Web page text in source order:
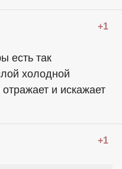
+1
есть так
холодной
и искажает
+1